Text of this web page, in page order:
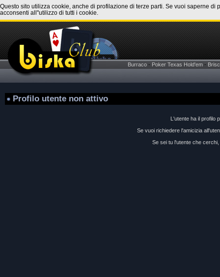
Questo sito utilizza cookie, anche di profilazione di terze parti. Se vuoi saperne
acconsenti all''utilizzo di tutti i cookie.
Burraco - Poker Texas Hold'em -
Profilo utente non attivo
L'utente ha il profilo
Se vuoi richiedere l'amicizia
Se sei tu l'utente che